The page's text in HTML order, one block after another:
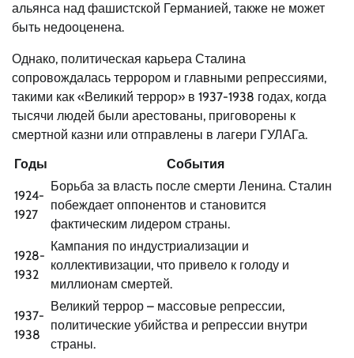
альянса над фашистской Германией, также не может
быть недооценена.
Однако, политическая карьера Сталина
сопровождалась террором и главными репрессиями,
такими как «Великий террор» в 1937-1938 годах, когда
тысячи людей были арестованы, приговорены к
смертной казни или отправлены в лагери ГУЛАГа.
Годы
События
1924-
1927
Борьба за власть после смерти Ленина. Сталин
побеждает оппонентов и становится
фактическим лидером страны.
1928-
1932
Кампания по индустриализации и
коллективизации, что привело к голоду и
миллионам смертей.
1937-
1938
Великий террор – массовые репрессии,
политические убийства и репрессии внутри
страны.